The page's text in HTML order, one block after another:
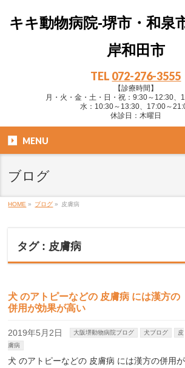
キキ動物病院-堺市・和泉
岸和田市
TEL 072-276-3555
【診療時間】
月・火・金・土・日・祝：9:30～12:30、
水：10:30～13:30、17:00～
休診日：木曜日
MENU
ブログ
HOME » ブログ » 皮膚病
タグ : 皮膚病
犬 のアトピーなどの 皮膚病 には漢方の
併用が効果が高い
2019年5月2日 大阪堺動物病院ブログ 犬ブログ
皮
膚病
犬 のアトピーなどの 皮膚病 には漢方の併用が